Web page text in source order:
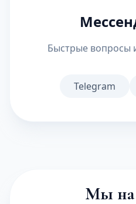
Быстрые вопросы
Telegram
Мы на